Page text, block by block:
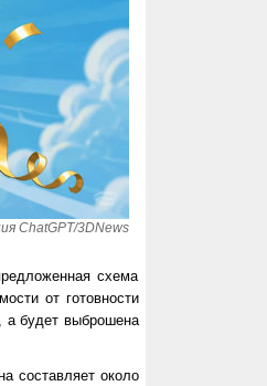
ChatGPT/3DNews
схема
от готовности
а будет выброшена
составляет около